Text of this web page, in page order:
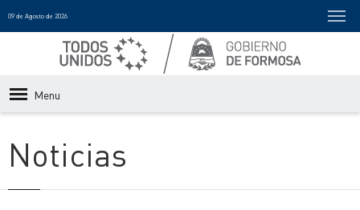
09 de Agosto de 2026
Menu
Noticias